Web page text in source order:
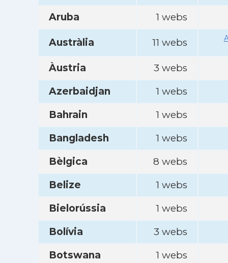
Aruba
1 webs
Austràlia 11 webs
Àustria
3 webs
Azerbaidjan
1 webs
Bahrain
1 webs
Bangladesh
1 webs
Bèlgica
8 webs
Belize
1 webs
Bielorússia
1 webs
Bolívia
3 webs
Botswana
1 webs